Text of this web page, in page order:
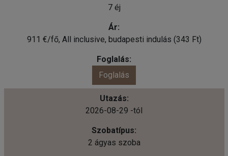
7 éj
911 €/fő, All inclusive, budapesti indulás (343 Ft)
Foglalás
2026-08-29 -tól
2 ágyas szoba